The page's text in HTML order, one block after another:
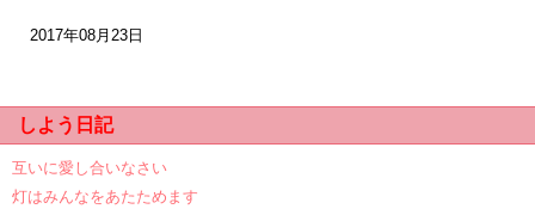
2017年08月23日
しよう日記
互いに愛し合いなさい
灯はみんなをあたためます